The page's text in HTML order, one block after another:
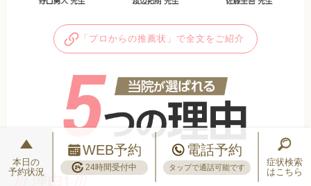
「プロからの推薦状」で全文をご紹介
本日の
予約状況
WEB予約
24時間受付中
電話予約
タップで通話可能です
症状検索
はこちら